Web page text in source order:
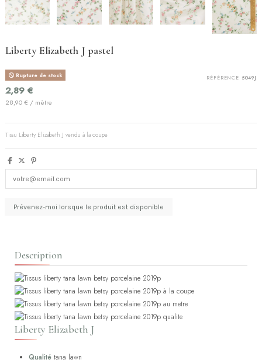
Liberty Elizabeth J pastel
RÉFÉRENCE 5049J
Rupture de stock
2,89 €
28,90 € / mètre
Tissu Liberty Elizabeth J vendu à la coupe
Description
Liberty Elizabeth J
Qualité tana lawn